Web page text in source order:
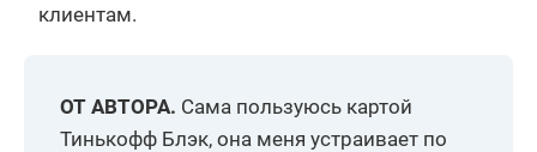
клиентам.
ОТ АВТОРА. Сама пользуюсь картой
Тинькофф Блэк, она меня устраивает по